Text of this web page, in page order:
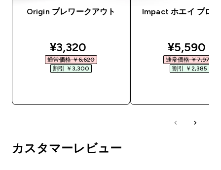
Origin プレワークアウト
discounted price
¥3,320‎
通常価格 ￥6,620‎
割引 ￥3,300‎
Impact ホエイ プロ
¥5,590‎
通常価格 ￥7,975‎
割引 ￥2,385‎
カスタマーレビュー